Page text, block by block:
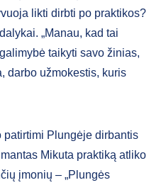
likti dirbti po praktikos?
„Manau, kad tai
taikyti savo žinias,
darbo užmokestis, kuris
Plungėje dirbantis
Mikuta praktiką atliko
įmonių – „Plungės